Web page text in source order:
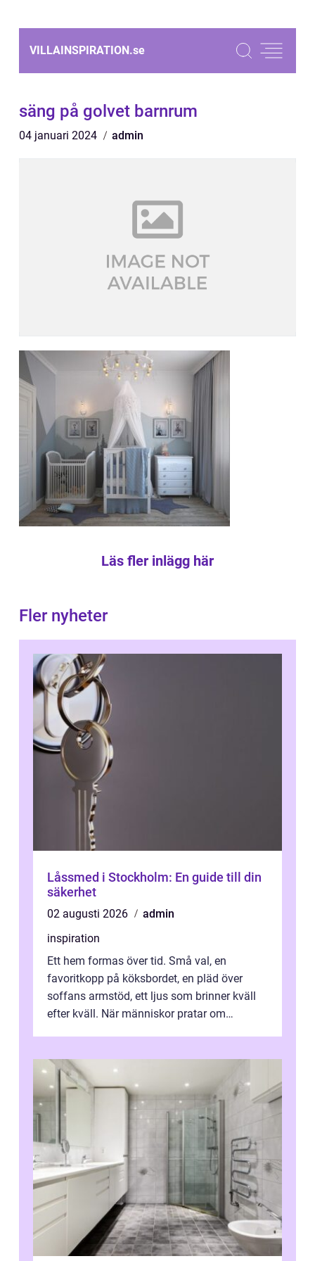
VILLAINSPIRATION.se
säng på golvet barnrum
04 januari 2024 admin
Läs fler inlägg här
Fler nyheter
Låssmed i Stockholm: En guide till din
säkerhet
02 augusti 2026
admin
inspiration
Ett hem formas över tid. Små val, en
favoritkopp på köksbordet, en pläd över
soffans armstöd, ett ljus som brinner kväll
efter kväll. När människor pratar om